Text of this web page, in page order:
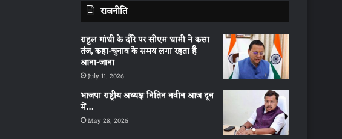
राजनीति
राहुल गांधी के दौरे पर सीएम धामी ने कसा
तंज, कहा-चुनाव के समय लगा रहता है
आना-जाना
July 11, 2026
भाजपा राष्ट्रीय अध्यक्ष नितिन नवीन आज दून
में…
May 28, 2026